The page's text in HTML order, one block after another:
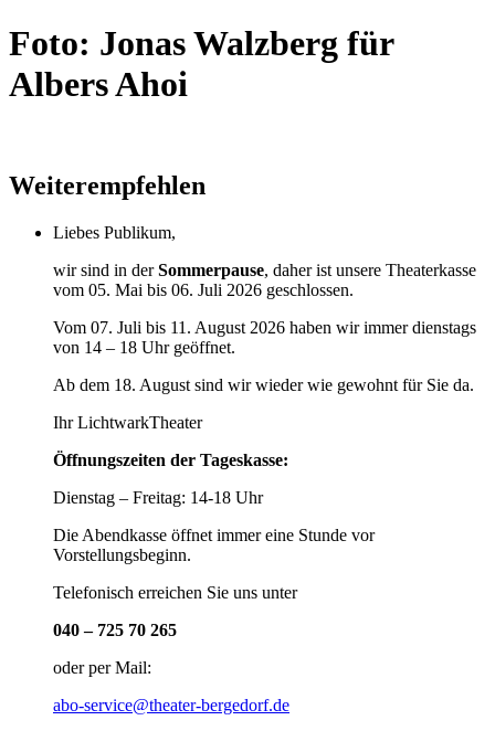
Foto: Jonas Walzberg für
Albers Ahoi
Weiterempfehlen
Liebes Publikum,
wir sind in derSommerpause, daher ist unsere Theaterkasse
vom 05. Mai bis 06. Juli 2026 geschlossen.
Vom 07. Juli bis 11. August 2026 haben wir immer dienstags
von 14 – 18 Uhr geöffnet.
Ab dem 18. August sind wir wieder wie gewohnt für Sie da.
Ihr LichtwarkTheater
Öffnungszeiten der Tageskasse:
Dienstag – Freitag: 14-18 Uhr
Die Abendkasse öffnet immer eine Stunde vor
Vorstellungsbeginn.
Telefonisch erreichen Sie uns unter
040 – 725 70 265
oder per Mail:
abo-service@theater-bergedorf.de